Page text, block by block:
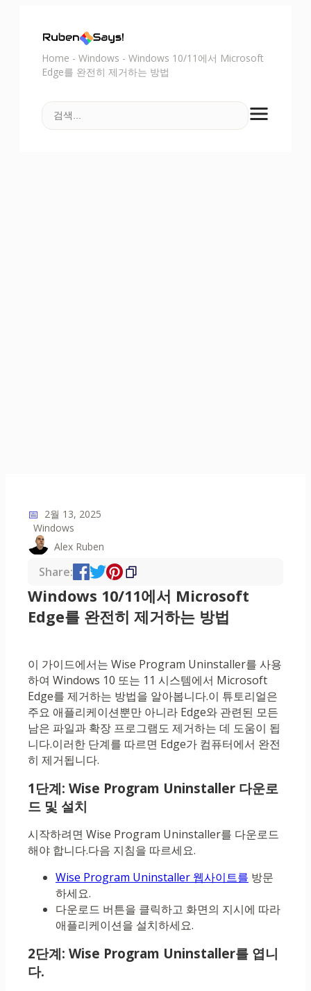
Home - Windows - Windows 10/11에서 Microsoft
Edge를 완전히 제거하는 방법
📅 2월 13, 2025
Windows
Alex Ruben
Share:
Windows 10/11에서 Microsoft
Edge를 완전히 제거하는 방법
이 가이드에서는 Wise Program Uninstaller를 사용
하여 Windows 10 또는 11 시스템에서 Microsoft
Edge를 제거하는 방법을 알아봅니다.이 튜토리얼은
주요 애플리케이션뿐만 아니라 Edge와 관련된 모든
남은 파일과 확장 프로그램도 제거하는 데 도움이 됩
니다.이러한 단계를 따르면 Edge가 컴퓨터에서 완전
히 제거됩니다.
1단계: Wise Program Uninstaller 다운로
드 및 설치
시작하려면 Wise Program Uninstaller를 다운로드
해야 합니다.다음 지침을 따르세요.
Wise Program Uninstaller 웹사이트를 방문
하세요.
다운로드 버튼을 클릭하고 화면의 지시에 따라
애플리케이션을 설치하세요.
2단계: Wise Program Uninstaller를 엽니
다.